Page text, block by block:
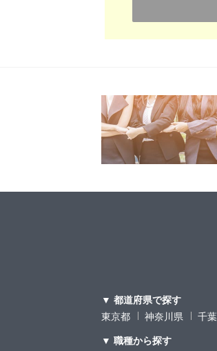
▼ 都道府県で探す
東京都
神奈川県 千
▼ 職種から探す